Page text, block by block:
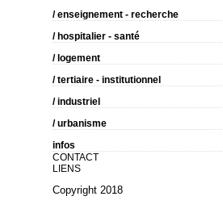
/ enseignement - recherche
/ hospitalier - santé
/ logement
/ tertiaire - institutionnel
/ industriel
/ urbanisme
infos
CONTACT
LIENS
Copyright 2018